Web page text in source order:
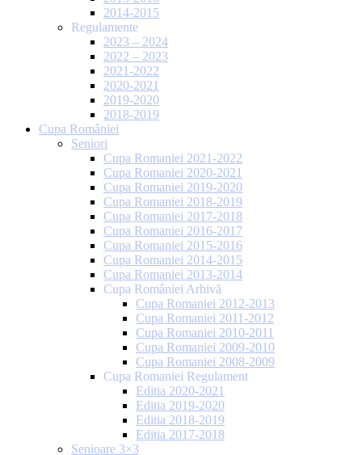
2014-2015
Regulamente
2023 – 2024
2022 – 2023
2021-2022
2020-2021
2019-2020
2018-2019
Cupa României
Seniori
Cupa Romaniei 2021-2022
Cupa Romaniei 2020-2021
Cupa Romaniei 2019-2020
Cupa Romaniei 2018-2019
Cupa Romaniei 2017-2018
Cupa Romaniei 2016-2017
Cupa Romaniei 2015-2016
Cupa Romaniei 2014-2015
Cupa Romaniei 2013-2014
Cupa României Arhivă
Cupa Romaniei 2012-2013
Cupa Romaniei 2011-2012
Cupa Romaniei 2010-2011
Cupa Romaniei 2009-2010
Cupa Romaniei 2008-2009
Cupa Romaniei Regulament
Editia 2020-2021
Editia 2019-2020
Editia 2018-2019
Editia 2017-2018
Senioare 3×3